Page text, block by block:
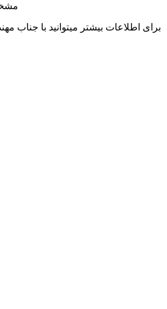
برای اطلاعات بیشتر میتوانید با جناب مهندس